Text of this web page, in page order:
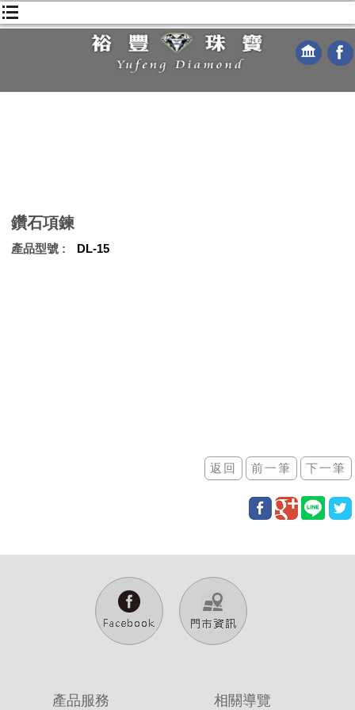
鑽石項鍊
產品型號 DL-15
產品服務 相關導覽